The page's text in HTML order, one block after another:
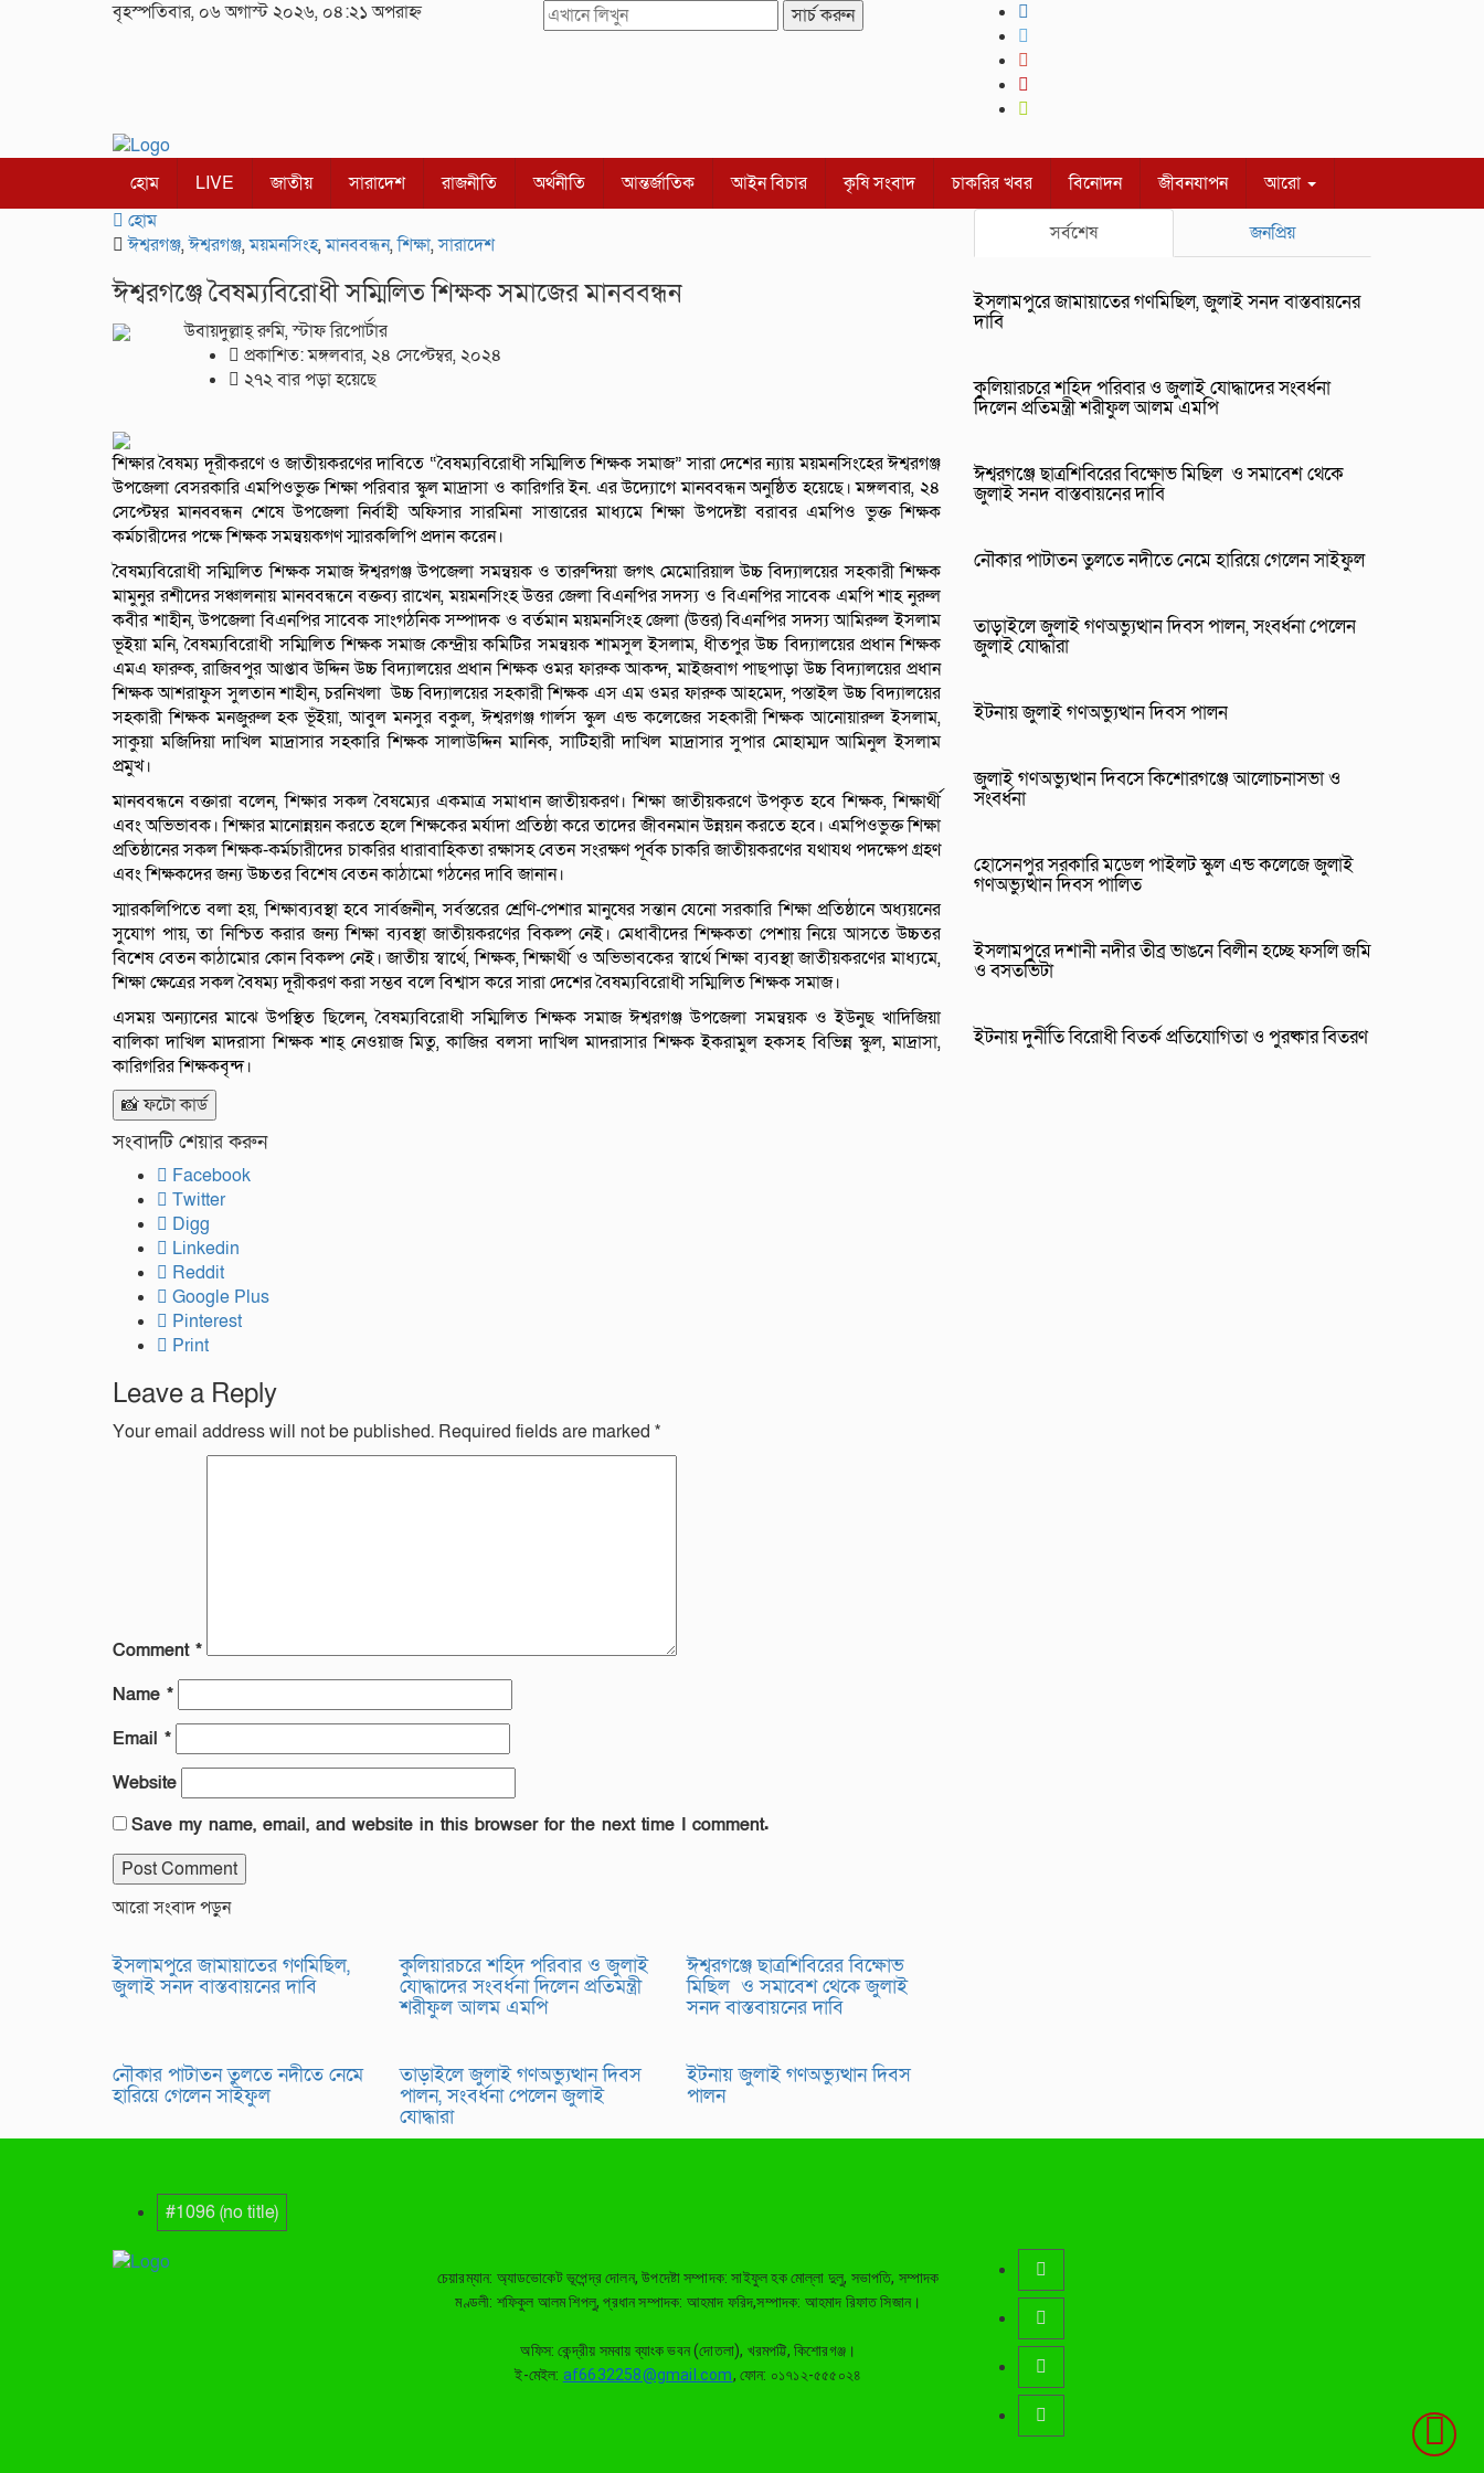
বৃহস্পতিবার, ০৬ অগাস্ট ২০২৬, ০৪:২১ অপরাহ্ন সার্চ করুন
হোম LIVE জাতীয় সারাদেশ রাজনীতি অর্থনীতি আন্তর্জাতিক আইন বিচার কৃষি সংবাদ চাকরির খবর বিনোদন জীবনযাপন
আরো
হোম
ঈশ্বরগঞ্জ,ঈশ্বরগঞ্জ,ময়মনসিংহ,মানববন্ধন,শিক্ষা,সারাদেশ
ঈশ্বরগঞ্জে বৈষম্যবিরোধী সম্মিলিত শিক্ষক সমাজের মানববন্ধন
উবায়দুল্লাহ্ রুমি, স্টাফ রিপোর্টার
প্রকাশিত: মঙ্গলবার, ২৪ সেপ্টেম্বর, ২০২৪
২৭২ বার পড়া হয়েছে
শিক্ষার বৈষম্য দূরীকরণে ও জাতীয়করণের দাবিতে “বৈষম্যবিরোধী সম্মিলিত শিক্ষক সমাজ” সারা দেশের ন্যায় ময়মনসিংহের ঈশ্বরগঞ্জ
উপজেলা বেসরকারি এমপিওভুক্ত শিক্ষা পরিবার স্কুল মাদ্রাসা ও কারিগরি ইন. এর উদ্যোগে মানববন্ধন অনুষ্ঠিত হয়েছে। মঙ্গলবার, ২৪
সেপ্টেম্বর মানববন্ধন শেষে উপজেলা নির্বাহী অফিসার সারমিনা সাত্তারের মাধ্যমে শিক্ষা উপদেষ্টা বরাবর এমপিও ভুক্ত শিক্ষক
কর্মচারীদের পক্ষে শিক্ষক সমন্বয়কগণ স্মারকলিপি প্রদান করেন।
বৈষম্যবিরোধী সম্মিলিত শিক্ষক সমাজ ঈশ্বরগঞ্জ উপজেলা সমন্বয়ক ও তারুন্দিয়া জগৎ মেমোরিয়াল উচ্চ বিদ্যালয়ের সহকারী শিক্ষক
মামুনুর রশীদের সঞ্চালনায় মানববন্ধনে বক্তব্য রাখেন, ময়মনসিংহ উত্তর জেলা বিএনপির সদস্য ও বিএনপির সাবেক এমপি শাহ নুরুল
কবীর শাহীন, উপজেলা বিএনপির সাবেক সাংগঠনিক সম্পাদক ও বর্তমান ময়মনসিংহ জেলা (উত্তর) বিএনপির সদস্য আমিরুল ইসলাম
ভূইয়া মনি, বৈষম্যবিরোধী সম্মিলিত শিক্ষক সমাজ কেন্দ্রীয় কমিটির সমন্বয়ক শামসুল ইসলাম, ধীতপুর উচ্চ বিদ্যালয়ের প্রধান শিক্ষক
এমএ ফারুক, রাজিবপুর আপ্তাব উদ্দিন উচ্চ বিদ্যালয়ের প্রধান শিক্ষক ওমর ফারুক আকন্দ, মাইজবাগ পাছপাড়া উচ্চ বিদ্যালয়ের প্রধান
শিক্ষক আশরাফুস সুলতান শাহীন, চরনিখলা উচ্চ বিদ্যালয়ের সহকারী শিক্ষক এস এম ওমর ফারুক আহমেদ, পস্তাইল উচ্চ বিদ্যালয়ের
সহকারী শিক্ষক মনজুরুল হক ভূঁইয়া, আবুল মনসুর বকুল, ঈশ্বরগঞ্জ গার্লস স্কুল এন্ড কলেজের সহকারী শিক্ষক আনোয়ারুল ইসলাম,
সাকুয়া মজিদিয়া দাখিল মাদ্রাসার সহকারি শিক্ষক সালাউদ্দিন মানিক, সাটিহারী দাখিল মাদ্রাসার সুপার মোহাম্মদ আমিনুল ইসলাম
প্রমুখ।
মানববন্ধনে বক্তারা বলেন, শিক্ষার সকল বৈষম্যের একমাত্র সমাধান জাতীয়করণ। শিক্ষা জাতীয়করণে উপকৃত হবে শিক্ষক, শিক্ষার্থী
এবং অভিভাবক। শিক্ষার মানোন্নয়ন করতে হলে শিক্ষকের মর্যাদা প্রতিষ্ঠা করে তাদের জীবনমান উন্নয়ন করতে হবে। এমপিওভুক্ত শিক্ষা
প্রতিষ্ঠানের সকল শিক্ষক-কর্মচারীদের চাকরির ধারাবাহিকতা রক্ষাসহ বেতন সংরক্ষণ পূর্বক চাকরি জাতীয়করণের যথাযথ পদক্ষেপ গ্রহণ
এবং শিক্ষকদের জন্য উচ্চতর বিশেষ বেতন কাঠামো গঠনের দাবি জানান।
স্মারকলিপিতে বলা হয়, শিক্ষাব্যবস্থা হবে সার্বজনীন, সর্বস্তরের শ্রেণি-পেশার মানুষের সন্তান যেনো সরকারি শিক্ষা প্রতিষ্ঠানে অধ্যয়নের
সুযোগ পায়, তা নিশ্চিত করার জন্য শিক্ষা ব্যবস্থা জাতীয়করণের বিকল্প নেই। মেধাবীদের শিক্ষকতা পেশায় নিয়ে আসতে উচ্চতর
বিশেষ বেতন কাঠামোর কোন বিকল্প নেই। জাতীয় স্বার্থে, শিক্ষক, শিক্ষার্থী ও অভিভাবকের স্বার্থে শিক্ষা ব্যবস্থা জাতীয়করণের মাধ্যমে,
শিক্ষা ক্ষেত্রের সকল বৈষম্য দূরীকরণ করা সম্ভব বলে বিশ্বাস করে সারা দেশের বৈষম্যবিরোধী সম্মিলিত শিক্ষক সমাজ।
এসময় অন্যানের মাঝে উপস্থিত ছিলেন, বৈষম্যবিরোধী সম্মিলিত শিক্ষক সমাজ ঈশ্বরগঞ্জ উপজেলা সমন্বয়ক ও ইউনুছ খাদিজিয়া
বালিকা দাখিল মাদরাসা শিক্ষক শাহ্‌ নেওয়াজ মিতু, কাজির বলসা দাখিল মাদরাসার শিক্ষক ইকরামুল হকসহ বিভিন্ন স্কুল, মাদ্রাসা,
কারিগরির শিক্ষকবৃন্দ।
📸 ফটো কার্ড
সংবাদটি শেয়ার করুন
Facebook
Twitter
Digg
Linkedin
Reddit
Google Plus
Pinterest
Print
Leave a Reply
Your email address will not be published. Required fields are marked *
Comment *
Name *
Email *
Website
Save my name, email, and website in this browser for the next time I comment.
আরো সংবাদ পড়ুন
ইসলামপুরে জামায়াতের গণমিছিল,
জুলাই সনদ বাস্তবায়নের দাবি
কুলিয়ারচরে শহিদ পরিবার ও জুলাই
যোদ্ধাদের সংবর্ধনা দিলেন প্রতিমন্ত্রী
শরীফুল আলম এমপি
ঈশ্বরগঞ্জে ছাত্রশিবিরের বিক্ষোভ
মিছিল ও সমাবেশ থেকে জুলাই
সনদ বাস্তবায়নের দাবি
নৌকার পাটাতন তুলতে নদীতে নেমে
হারিয়ে গেলেন সাইফুল
তাড়াইলে জুলাই গণঅভ্যুত্থান দিবস
পালন, সংবর্ধনা পেলেন জুলাই
যোদ্ধারা
ইটনায় জুলাই গণঅভ্যুত্থান দিবস
পালন
সর্বশেষ জনপ্রিয়
ইসলামপুরে জামায়াতের গণমিছিল, জুলাই সনদ বাস্তবায়নের
দাবি
কুলিয়ারচরে শহিদ পরিবার ও জুলাই যোদ্ধাদের সংবর্ধনা
দিলেন প্রতিমন্ত্রী শরীফুল আলম এমপি
ঈশ্বরগঞ্জে ছাত্রশিবিরের বিক্ষোভ মিছিল ও সমাবেশ থেকে
জুলাই সনদ বাস্তবায়নের দাবি
নৌকার পাটাতন তুলতে নদীতে নেমে হারিয়ে গেলেন সাইফুল
তাড়াইলে জুলাই গণঅভ্যুত্থান দিবস পালন, সংবর্ধনা পেলেন
জুলাই যোদ্ধারা
ইটনায় জুলাই গণঅভ্যুত্থান দিবস পালন
জুলাই গণঅভ্যুত্থান দিবসে কিশোরগঞ্জে আলোচনাসভা ও
সংবর্ধনা
হোসেনপুর সরকারি মডেল পাইলট স্কুল এন্ড কলেজে জুলাই
গণঅভ্যুত্থান দিবস পালিত
ইসলামপুরে দশানী নদীর তীব্র ভাঙনে বিলীন হচ্ছে ফসলি জমি
ও বসতভিটা
ইটনায় দুর্নীতি বিরোধী বিতর্ক প্রতিযোগিতা ও পুরষ্কার বিতরণ
#1096 (no title)
চেয়ারম্যান: অ্যাডভোকেট ভূপেন্দ্র দোলন, উপদেষ্টা সম্পাদক: সাইফুল হক মোল্লা দুলু, সভাপতি, সম্পাদক
মণ্ডলী: শফিকুল আলম শিপলু, প্রধান সম্পাদক: আহমাদ ফরিদ,সম্পাদক: আহমাদ রিফাত সিজান।
অফিস: কেন্দ্রীয় সমবায় ব্যাংক ভবন (দোতলা), খরমপট্টি, কিশোরগঞ্জ।
ই-মেইল: af6632258@gmail.com, ফোন: ০১৭১২-৫৫৫০২৪